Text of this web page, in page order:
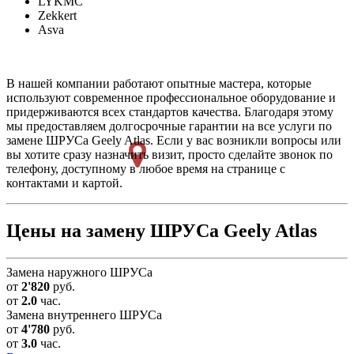
Zekkert
Asva
В нашей компании работают опытные мастера, которые
используют современное профессиональное оборудование и
придерживаются всех стандартов качества. Благодаря этому
мы предоставляем долгосрочные гарантии на все услуги по
замене ШРУСа Geely Atlas. Если у вас возникли вопросы или
вы хотите сразу назначить визит, просто сделайте звонок по
телефону, доступному в любое время на странице с
контактами и картой.
Цены на замену ШРУСа Geely Atlas
Замена наружного ШРУСа
от 2'820 руб.
от 2.0 час.
Замена внутреннего ШРУСа
от 4'780 руб.
от 3.0 час.